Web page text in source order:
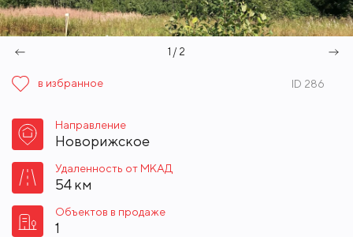
1 / 2
в избранное ID 286
Направление
Новорижское
Удаленность от МКАД
54 км
Объектов в продаже
1